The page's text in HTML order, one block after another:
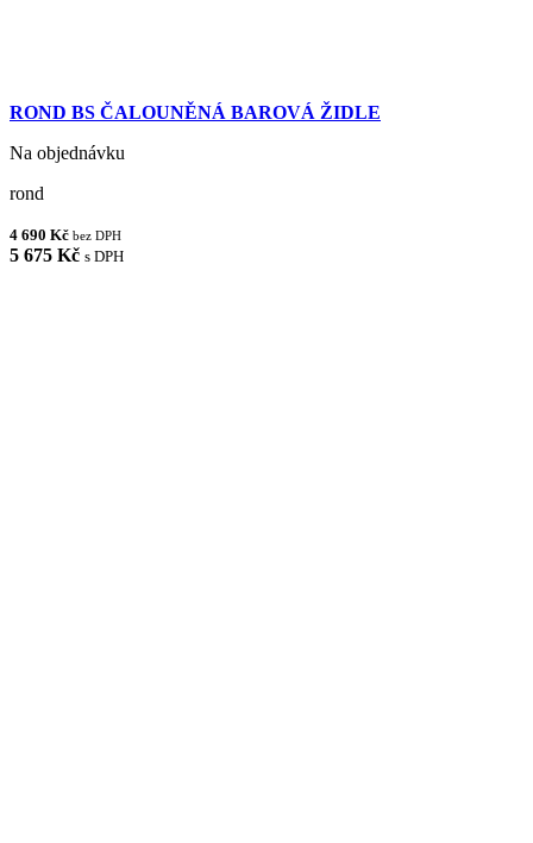
ROND BS ČALOUNĚNÁ BAROVÁ ŽIDLE
Na objednávku
rond
4 690 Kč bez DPH
5 675 Kč s DPH